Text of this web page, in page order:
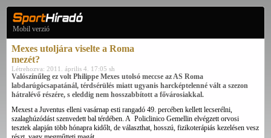
Mobil verzió
Mexes utoljára viselte a Roma
mezét?
Létrehozva: 2011. április 4. 17:05 sh
Valószínűleg ez volt Philippe Mexes utolsó meccse az AS Roma
labdarúgócsapatánál, térdsérülés miatt ugyanis harcképtelenné vált a szezon
hátralévő részére, s eleddig nem hosszabbított a fővárosiakkal.
Mexest a Juventus elleni vasárnap esti rangadó 49. percében kellett lecserélni,
szalaghúzódást szenvedett bal térdében. A Policlinico Gemellin elvégzett orvosi
tesztek alapján több hónapra kidőlt, de választhat, hosszú, fizikoterápiás kezelésen vesz